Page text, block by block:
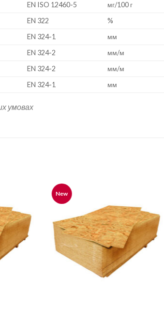
EN ISO 12460-5 мг/100 г
EN 322 %
EN 324-1 мм
EN 324-2 мм/м
EN 324-2 мм/м
EN 324-1 мм
умовах
New